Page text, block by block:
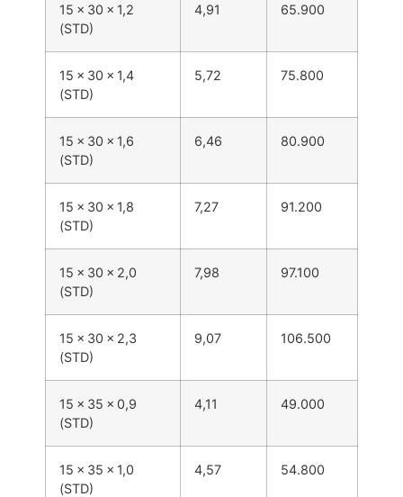
15 × 30 × 1,2
(STD)
4,91 65.900
15 × 30 × 1,4
(STD)
5,72 75.800
15 × 30 × 1,6
(STD)
6,46 80.900
15 × 30 × 1,8
(STD)
7,27 91.200
15 × 30 × 2,0
(STD)
7,98 97.100
15 × 30 × 2,3
(STD)
9,07 106.500
15 × 35 × 0,9
(STD)
4,11 49.000
15 × 35 × 1,0
(STD)
4,57 54.800